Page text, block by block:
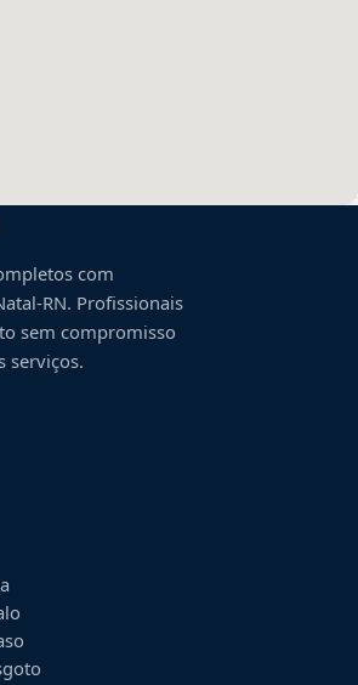
com
-RN. Profissionais
sem compromisso
serviços.